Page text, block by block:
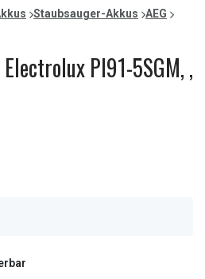
01 2 34
Staubsauger-Akkus
AEG
PI91-5SGM, ,